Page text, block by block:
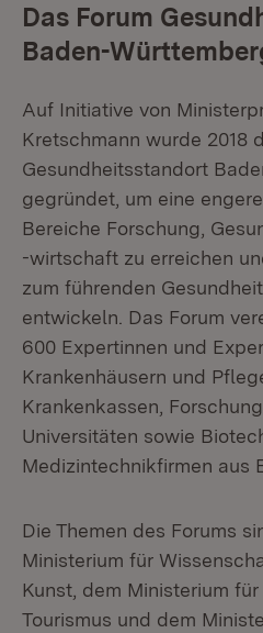
Das Forum
Baden-
Auf Initiative von
Kretschmann wurde 2018
Gesundheitsstandort
gegründet, um eine
Bereiche Forschung,
-wirtschaft zu erreichen
zum führenden
entwickeln. Das Forum
600 Expertinnen und
Krankenhäusern und
Krankenkassen,
Universitäten sowie
Medizintechnikfirmen aus
Die Themen des Forums
Ministerium für
Kunst, dem Ministerium
Tourismus und dem